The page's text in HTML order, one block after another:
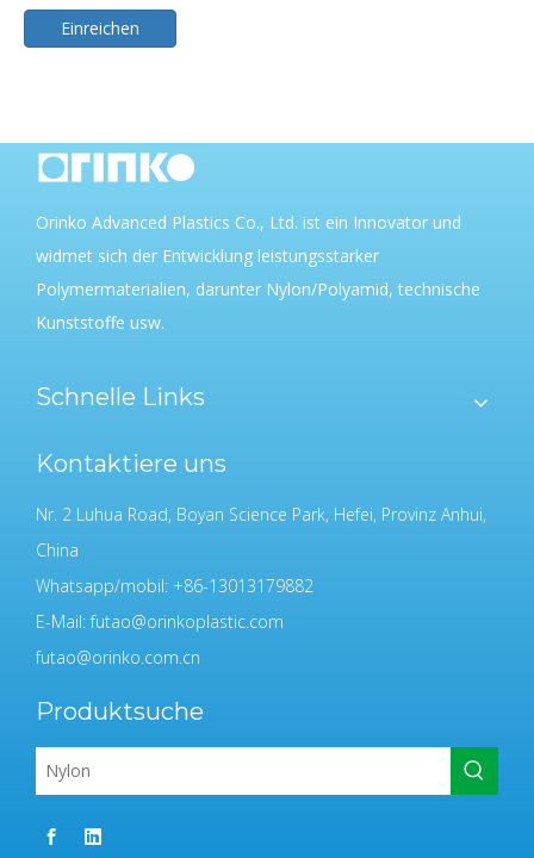
Einreichen
Orinko Advanced Plastics Co., Ltd. ist ein Innovator und
widmet sich der Entwicklung leistungsstarker
Polymermaterialien, darunter Nylon/Polyamid, technische
Kunststoffe usw.
Schnelle Links
Kontaktiere uns
Nr. 2 Luhua Road, Boyan Science Park, Hefei, Provinz Anhui,
China
Whatsapp/mobil: +86-13013179882
E-Mail:futao@orinkoplastic.com
futao@orinko.com.cn
Produktsuche